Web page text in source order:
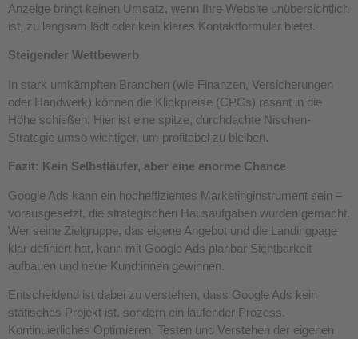
Anzeige bringt keinen Umsatz, wenn Ihre Website unübersichtlich
ist, zu langsam lädt oder kein klares Kontaktformular bietet.
Steigender Wettbewerb
In stark umkämpften Branchen (wie Finanzen, Versicherungen
oder Handwerk) können die Klickpreise (CPCs) rasant in die
Höhe schießen. Hier ist eine spitze, durchdachte Nischen-
Strategie umso wichtiger, um profitabel zu bleiben.
Fazit: Kein Selbstläufer, aber eine enorme Chance
Google Ads kann ein hocheffizientes Marketinginstrument sein –
vorausgesetzt, die strategischen Hausaufgaben wurden gemacht.
Wer seine Zielgruppe, das eigene Angebot und die Landingpage
klar definiert hat, kann mit Google Ads planbar Sichtbarkeit
aufbauen und neue Kund:innen gewinnen.
Entscheidend ist dabei zu verstehen, dass Google Ads kein
statisches Projekt ist, sondern ein laufender Prozess.
Kontinuierliches Optimieren, Testen und Verstehen der eigenen